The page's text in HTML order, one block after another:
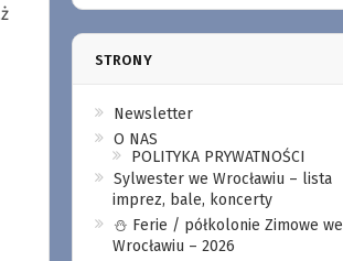
STRONY
Newsletter
O NAS
POLITYKA PRYWATNOŚCI
Sylwester we Wrocławiu – lista
imprez, bale, koncerty
⛄️ Ferie / półkolonie Zimowe we
Wrocławiu – 2026